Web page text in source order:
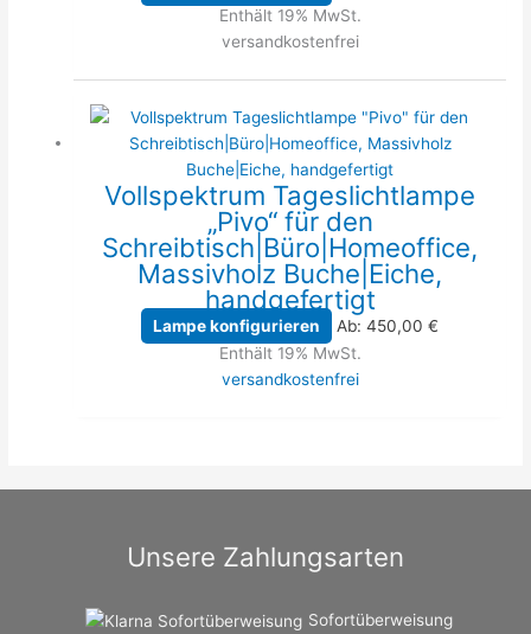
Enthält 19% MwSt.
versandkostenfrei
Vollspektrum Tageslichtlampe
„Pivo“ für den
Schreibtisch|Büro|Homeoffice,
Massivholz Buche|Eiche,
handgefertigt
Lampe konfigurieren Ab:450,00€
Enthält 19% MwSt.
versandkostenfrei
Unsere Zahlungsarten
Sofortüberweisung